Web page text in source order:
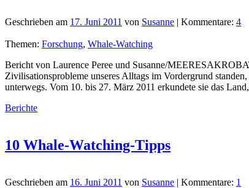
Geschrieben am 17. Juni 2011 von Susanne | Kommentare: 4
Themen: Forschung, Whale-Watching
Bericht von Laurence Peree und Susanne/
Zivilisationsprobleme unseres Alltags im Vordergrund
unterwegs. Vom 10. bis 27. März 2011 erkundete sie das
Berichte
10 Whale-Watching-Tipps
Geschrieben am 16. Juni 2011 von Susanne | Kommentare: 1